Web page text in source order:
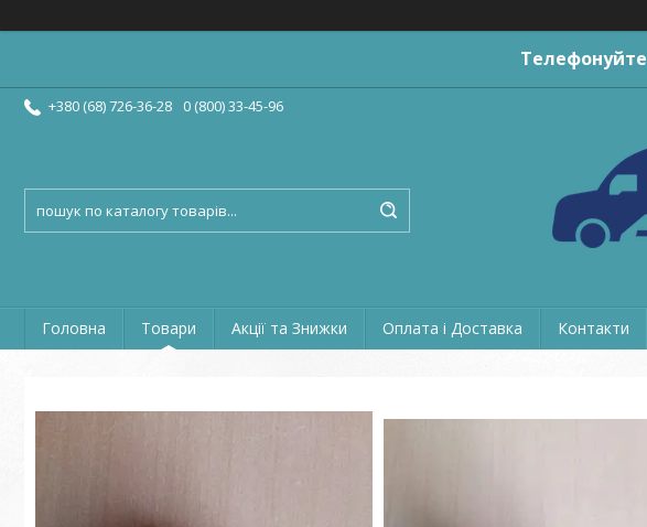
Телефонуйте
+380 (68) 726-36-28 0 (800) 33-45-96
Головна Товари Акції та Знижки Оплата і Доставка Контакти